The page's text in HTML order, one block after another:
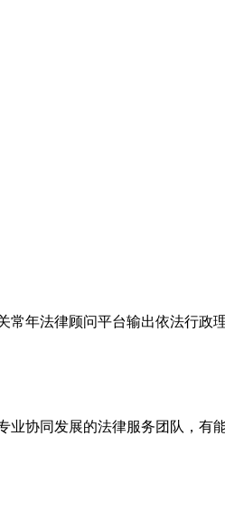
年法律顾问平台输出依法行政
协同发展的法律服务团队，有